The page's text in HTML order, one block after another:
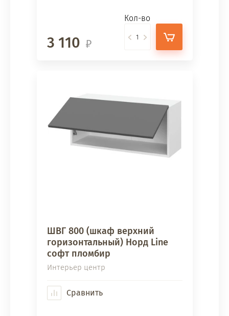
3 110
Кол-во
ШВГ 800 (шкаф верхний
горизонтальный) Норд Line
софт пломбир
Интерьер центр
Сравнить